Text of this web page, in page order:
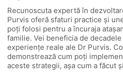
Recunoscuta expertă în
Purvis oferă sfaturi practice și
poți folosi pentru a încuraja
familie. Vei beneficia de
experiențe reale ale Dr Purvis.
demonstrează cum poți
aceste strategii, așa cum a făcut